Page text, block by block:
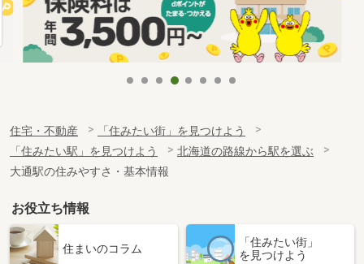
住宅・不動産
「住みたい街」を見つけよう
「住みたい駅」を見つけよう
北海道の路線から駅を選ぶ
大通駅の住みやすさ・基本情報
お役立ち情報
住まいのコラム
「住みたい街」
を見つけよう